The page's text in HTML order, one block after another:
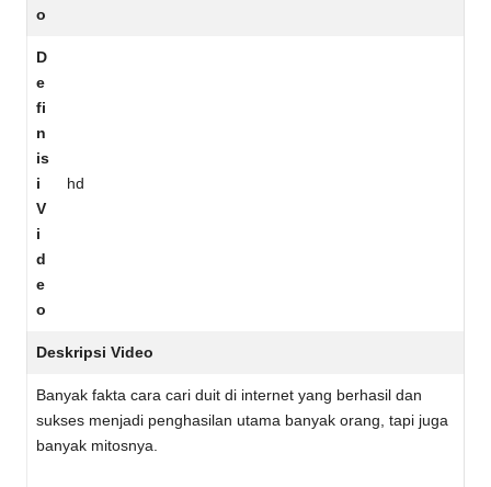
o
D
e
fi
n
is
i
V
i
d
e
o
hd
Deskripsi Video
Banyak fakta cara cari duit di internet yang berhasil dan
sukses menjadi penghasilan utama banyak orang, tapi juga
banyak mitosnya.